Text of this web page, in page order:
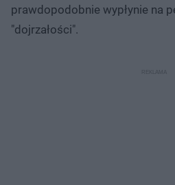
prawdopodobnie wypłynie na
"dojrzałości".